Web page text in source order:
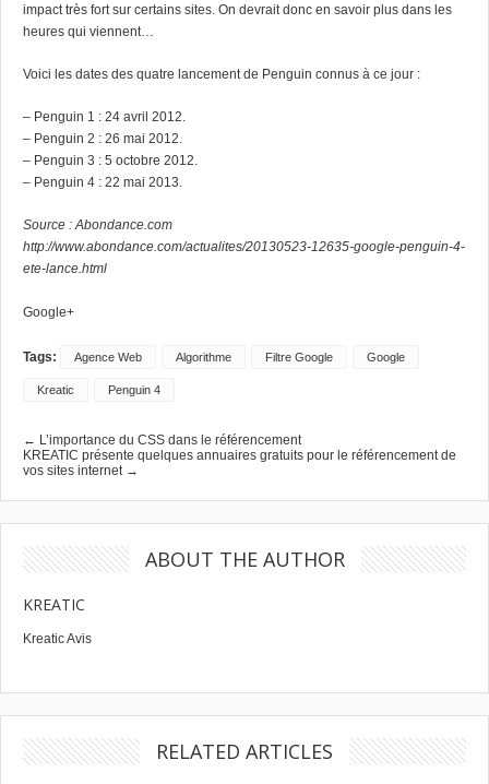
impact très fort sur certains sites. On devrait donc en savoir plus dans les
heures qui viennent…
Voici les dates des quatre lancement de Penguin connus à ce jour :
– Penguin 1 : 24 avril 2012.
– Penguin 2 : 26 mai 2012.
– Penguin 3 : 5 octobre 2012.
– Penguin 4 : 22 mai 2013.
Source : Abondance.com
http://www.abondance.com/actualites/20130523-12635-google-penguin-4-
ete-lance.html
Google+
Tags: Agence Web Algorithme Filtre Google Google
Kreatic Penguin 4
← L’importance du CSS dans le référencement
KREATIC présente quelques annuaires gratuits pour le référencement de
vos sites internet →
ABOUT THE AUTHOR
KREATIC
Kreatic Avis
RELATED ARTICLES